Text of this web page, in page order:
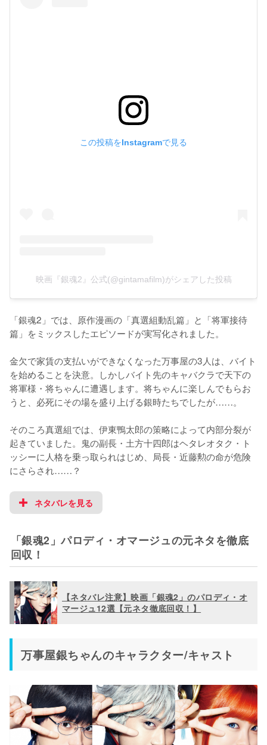
この投稿をInstagramで見る
映画『銀魂2』公式(@gintamafilm)がシェアした投稿
「銀魂2」では、原作漫画の「真選組動乱篇」と「将軍接待
篇」をミックスしたエピソードが実写化されました。
金欠で家賃の支払いができなくなった万事屋の3人は、バイト
を始めることを決意。しかしバイト先のキャバクラで天下の
将軍様・将ちゃんに遭遇します。将ちゃんに楽しんでもらお
うと、必死にその場を盛り上げる銀時たちでしたが……。
そのころ真選組では、伊東鴨太郎の策略によって内部分裂が
起きていました。鬼の副長・土方十四郎はヘタレオタク・ト
ッシーに人格を乗っ取られはじめ、局長・近藤勲の命が危険
にさらされ……？
ネタバレを見る
「銀魂2」パロディ・オマージュの元ネタを徹底
回収！
【ネタバレ注意】映画「銀魂2」のパロディ・オ
マージュ12選【元ネタ徹底回収！】
万事屋銀ちゃんのキャラクター/キャスト